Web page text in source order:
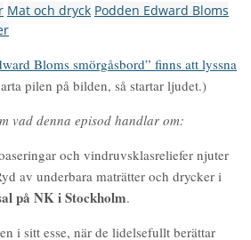
Mat och dryck Podden Edward Bloms
Bloms smörgåsbord” finns att lyssna
pilen på bilden, så startar ljudet.)
vad denna episod handlar om:
och vindruvsklasreliefer njuter
av underbara maträtter och drycker i
på NK i Stockholm.
i sitt esse, när de lidelsefullt berättar